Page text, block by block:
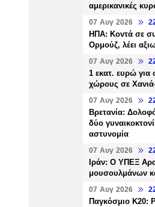
αμερικανικές
07 Αυγ 2026
ΗΠΑ: Κοντά σε
Ορμούζ, λέει
07 Αυγ 2026
1 εκατ. ευρώ για
χώρους σε
07 Αυγ 2026
Βρετανία:
δύο
αστυνομία
07 Αυγ 2026
Ιράν: Ο ΥΠΕΞ
μουσουλμάνων
07 Αυγ 2026
Παγκόσμιο Κ20: